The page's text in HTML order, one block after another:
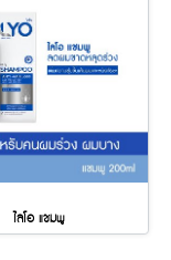
ไลโอ แชมพู